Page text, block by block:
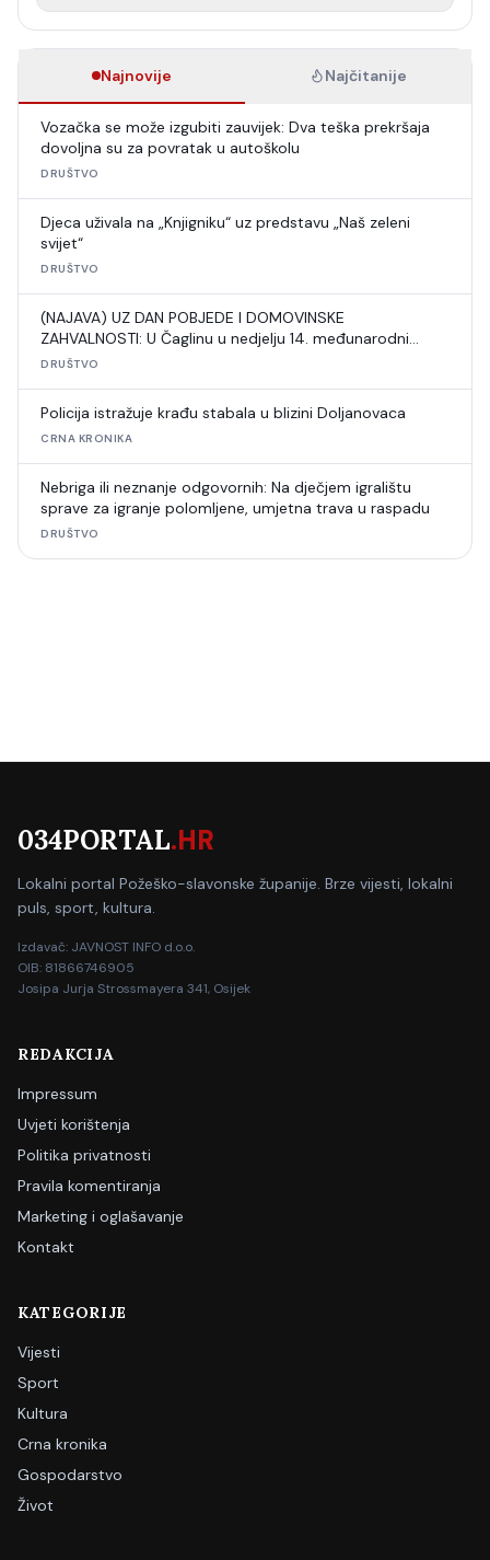
Najnovije Najčitanije
Vozačka se može izgubiti zauvijek: Dva teška prekršaja
dovoljna su za povratak u autoškolu
DRUŠTVO
Djeca uživala na „Knjigniku“ uz predstavu „Naš zeleni
svijet“
DRUŠTVO
(NAJAVA) UZ DAN POBJEDE I DOMOVINSKE
ZAHVALNOSTI: U Čaglinu u nedjelju 14. međunarodni
šahovski turnir
DRUŠTVO
Policija istražuje krađu stabala u blizini Doljanovaca
CRNA KRONIKA
Nebriga ili neznanje odgovornih: Na dječjem igralištu
sprave za igranje polomljene, umjetna trava u raspadu
DRUŠTVO
034PORTAL.HR
Lokalni portal Požeško-slavonske županije. Brze vijesti, lokalni
puls, sport, kultura.
Izdavač: JAVNOST INFO d.o.o.
OIB: 81866746905
Josipa Jurja Strossmayera 341, Osijek
REDAKCIJA
Impressum
Uvjeti korištenja
Politika privatnosti
Pravila komentiranja
Marketing i oglašavanje
Kontakt
KATEGORIJE
Vijesti
Sport
Kultura
Crna kronika
Gospodarstvo
Život